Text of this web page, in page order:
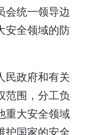
统一领导边
安全领域的防
民政府和有关
范围，分工负
重大安全领域
护国家的安全